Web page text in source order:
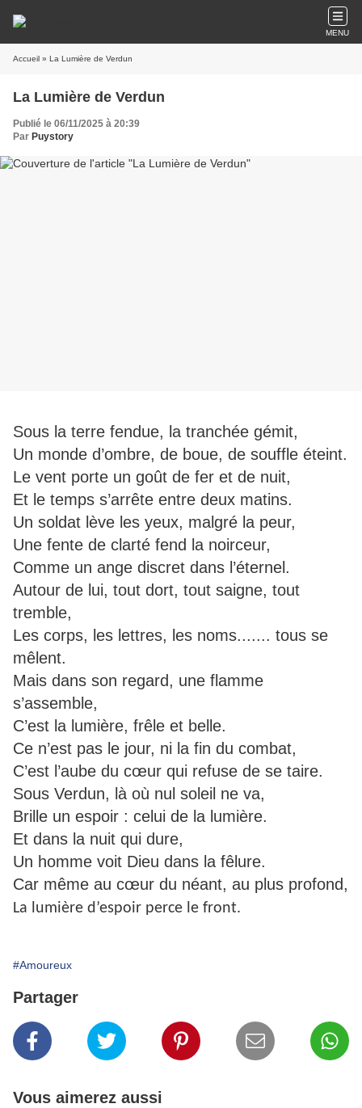
MENU
Accueil » La Lumière de Verdun
La Lumière de Verdun
Publié le 06/11/2025 à 20:39
Par Puystory
Sous la terre fendue, la tranchée gémit,
Un monde d’ombre, de boue, de souffle éteint.
Le vent porte un goût de fer et de nuit,
Et le temps s’arrête entre deux matins.
Un soldat lève les yeux, malgré la peur,
Une fente de clarté fend la noirceur,
Comme un ange discret dans l’éternel.
Autour de lui, tout dort, tout saigne, tout
tremble,
Les corps, les lettres, les noms....... tous se
mêlent.
Mais dans son regard, une flamme
s’assemble,
C’est la lumière, frêle et belle.
Ce n’est pas le jour, ni la fin du combat,
C’est l’aube du cœur qui refuse de se taire.
Sous Verdun, là où nul soleil ne va,
Brille un espoir : celui de la lumière.
Et dans la nuit qui dure,
Un homme voit Dieu dans la fêlure.
Car même au cœur du néant, au plus profond,
La lumière d’espoir perce le front.
#Amoureux
Partager
Vous aimerez aussi